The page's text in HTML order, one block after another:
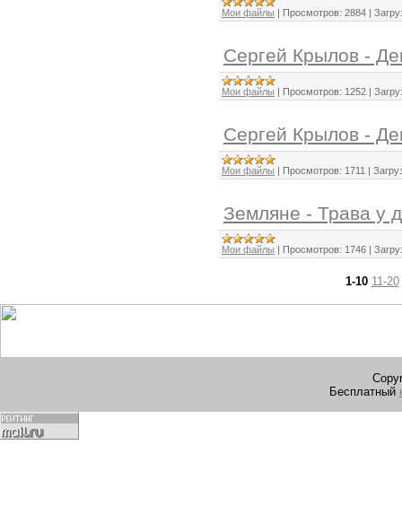
Мои файлы | Просмотров: 2884 |
Сергей Крылов -
Мои файлы | Просмотров: 1252 |
Сергей Крылов -
Мои файлы | Просмотров: 1711 |
Земляне - Трава у
Мои файлы | Просмотров: 1746 |
1-10 11-20
Бесплатный